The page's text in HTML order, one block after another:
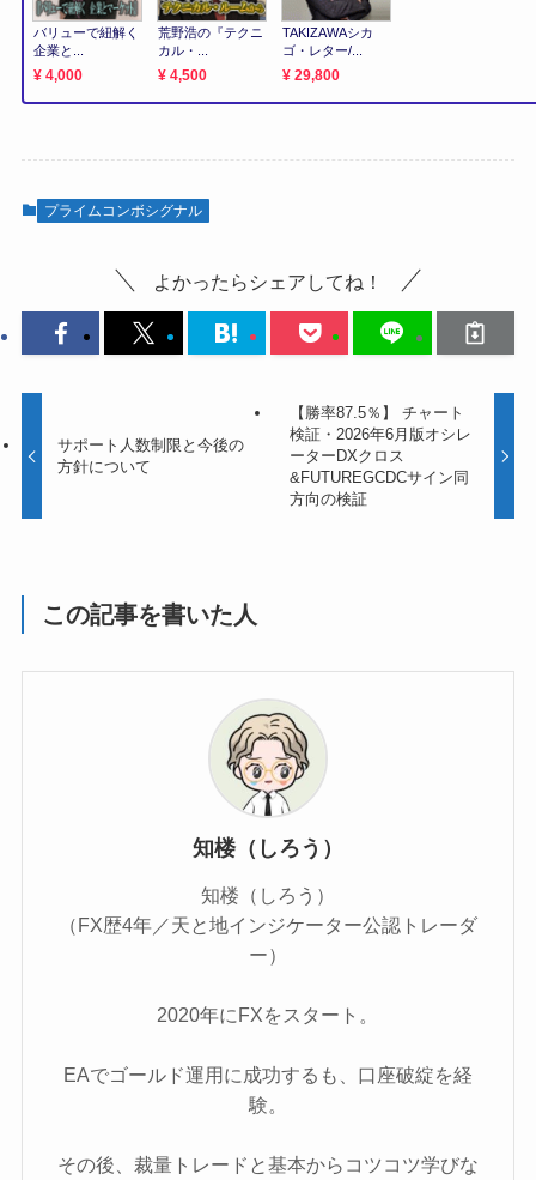
プライムコンボシグナル
よかったらシェアしてね！
サポート人数制限と今後の
方針について
【勝率87.5％】 チャート
検証・2026年6月版オシレ
ーターDXクロス
&FUTUREGCDCサイン同
方向の検証
この記事を書いた人
知楼（しろう）
知楼（しろう）
（FX歴4年／天と地インジケーター公認トレーダ
ー）
2020年にFXをスタート。
EAでゴールド運用に成功するも、口座破綻を経
験。
その後、裁量トレードと基本からコツコツ学びな